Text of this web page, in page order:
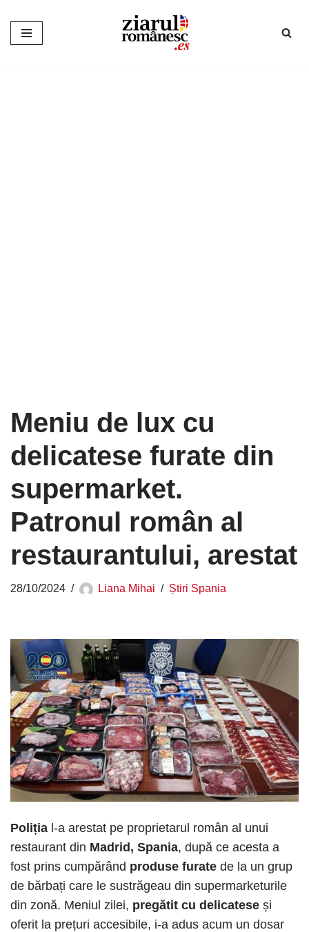
Sari
Meniu de lux cu
delicatese furate din
supermarket.
Patronul român al
restaurantului, arestat
28/10/2024 Liana Mihai Știri Spania
Poliția l-a arestat pe proprietarul român al unui
restaurant din Madrid, Spania, după ce acesta a
fost prins cumpărând produse furate de la un grup
de bărbați care le sustrăgeau din supermarketurile
din zonă. Meniul zilei, pregătit cu delicatese și
oferit la prețuri accesibile, i-a adus acum un dosar